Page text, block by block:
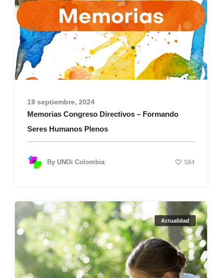
19 septiembre, 2024
Memorias Congreso Directivos – Formando
Seres Humanos Plenos
By UNOi Colombia 584
Actualidad